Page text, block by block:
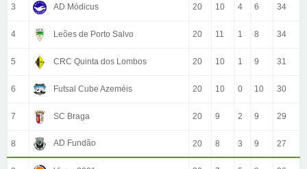
3 AD Módicus 20 10 4 6 34
4 Leões de Porto Salvo 20 11 1 8 34
5 CRC Quinta dos Lombos 20 10 1 9 31
6 Futsal Cube Azeméis 20 10 0 10 30
7 SC Braga 20 9 2 9 29
8 AD Fundão 20 8 3 9 27